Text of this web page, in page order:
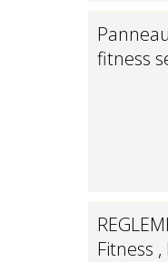
fitness
Fitness